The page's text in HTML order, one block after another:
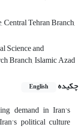
Tehran Branch,
Science and
Branch, Islamic Azad
چکیده
English
demand in Iran's
political culture